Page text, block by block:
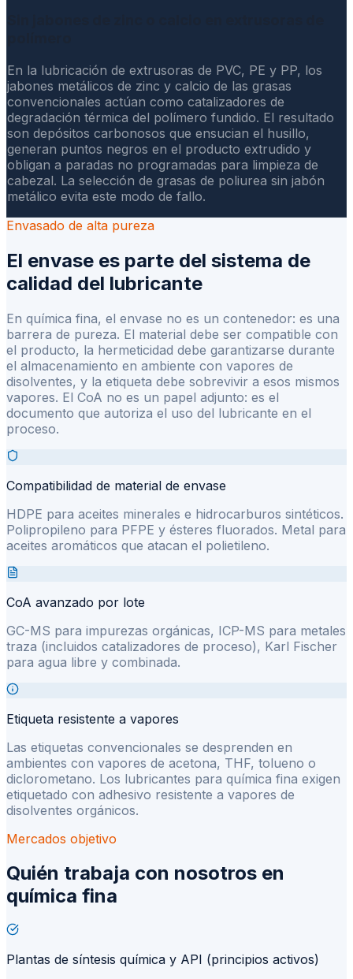
En la lubricación de extrusoras de PVC, PE y PP, los
jabones metálicos de zinc y calcio de las grasas
convencionales actúan como catalizadores de
degradación térmica del polímero fundido. El resultado
son depósitos carbonosos que ensucian el husillo,
generan puntos negros en el producto extrudido y
obligan a paradas no programadas para limpieza de
cabezal. La selección de grasas de poliurea sin jabón
metálico evita este modo de fallo.
Envasado de alta pureza
El envase es parte del sistema de
calidad del lubricante
En química fina, el envase no es un contenedor: es una
barrera de pureza. El material debe ser compatible con
el producto, la hermeticidad debe garantizarse durante
el almacenamiento en ambiente con vapores de
disolventes, y la etiqueta debe sobrevivir a esos mismos
vapores. El CoA no es un papel adjunto: es el
documento que autoriza el uso del lubricante en el
proceso.
Compatibilidad de material de envase
HDPE para aceites minerales e hidrocarburos sintéticos.
Polipropileno para PFPE y ésteres fluorados. Metal para
aceites aromáticos que atacan el polietileno.
CoA avanzado por lote
GC-MS para impurezas orgánicas, ICP-MS para metales
traza (incluidos catalizadores de proceso), Karl Fischer
para agua libre y combinada.
Etiqueta resistente a vapores
Las etiquetas convencionales se desprenden en
ambientes con vapores de acetona, THF, tolueno o
diclorometano. Los lubricantes para química fina exigen
etiquetado con adhesivo resistente a vapores de
disolventes orgánicos.
Mercados objetivo
Quién trabaja con nosotros en
química fina
Plantas de síntesis química y API (principios activos)